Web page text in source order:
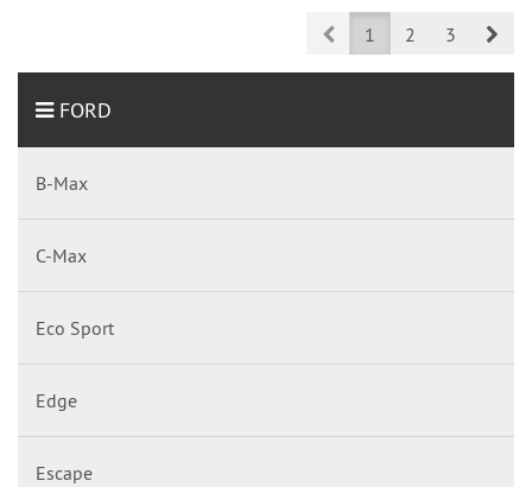
Prev1 2 3
FORD
B-Max
C-Max
Eco Sport
Edge
Escape